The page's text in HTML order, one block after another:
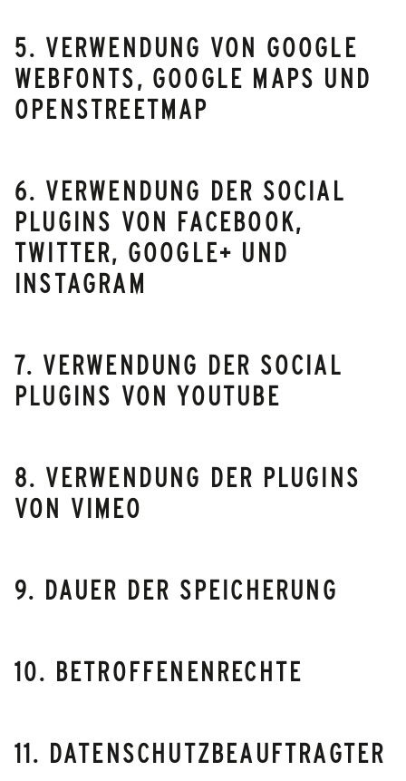
5. VERWENDUNG VON GOOGLE
WEBFONTS, GOOGLE MAPS UND
OPENSTREETMAP
6. VERWENDUNG DER SOCIAL
PLUGINS VON FACEBOOK,
TWITTER, GOOGLE+ UND
INSTAGRAM
7. VERWENDUNG DER SOCIAL
PLUGINS VON YOUTUBE
8. VERWENDUNG DER PLUGINS
VON VIMEO
9. DAUER DER SPEICHERUNG
10. BETROFFENENRECHTE
11. DATENSCHUTZBEAUFTRAGTER